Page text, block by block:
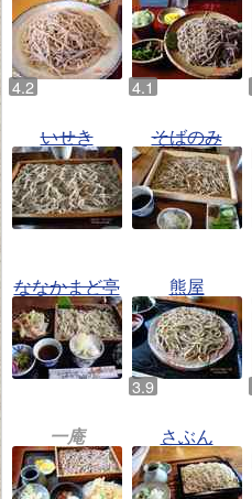
いせき そばのみ
ななかまど亭 熊屋
一庵 さぶん